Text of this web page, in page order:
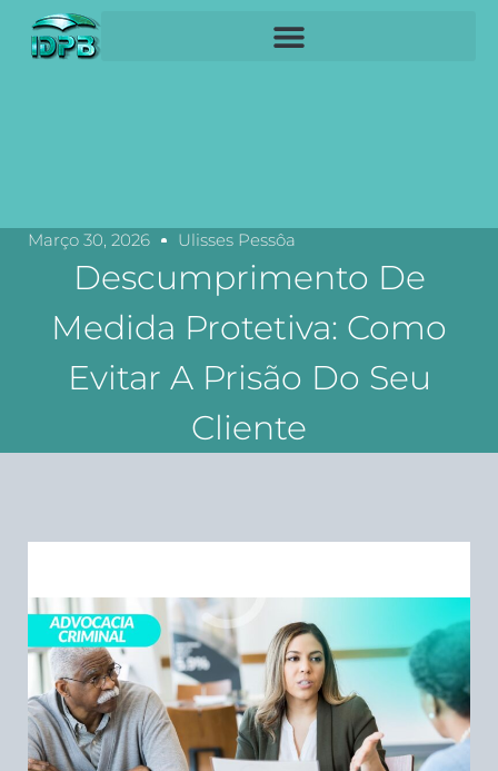
Março 30, 2026 Ulisses Pessôa
Descumprimento De
Medida Protetiva: Como
Evitar A Prisão Do Seu
Cliente